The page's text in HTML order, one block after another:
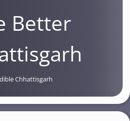
Better
Chhattisgarh